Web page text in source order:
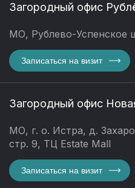
Загородный офис
МО, Рублево-Успенское
Записаться на визит
Загородный офис
МО, г. о. Истра, д.
стр. 9, ТЦ Estate Mall
Записаться на визит